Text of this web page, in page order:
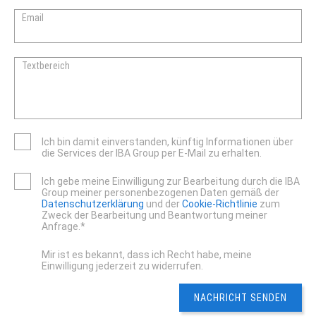
Email
Textbereich
Ich bin damit einverstanden, künftig Informationen über
die Services der IBA Group per E-Mail zu erhalten.
Ich gebe meine Einwilligung zur Bearbeitung durch die IBA
Group meiner personenbezogenen Daten gemäß der
Datenschutzerklärung und derCookie-Richtlinie zum
Zweck der Bearbeitung und Beantwortung meiner
Anfrage.*
Mir ist es bekannt, dass ich Recht habe, meine
Einwilligung jederzeit zu widerrufen.